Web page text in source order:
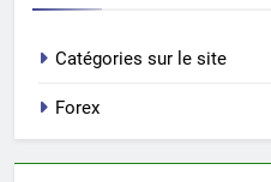
Catégories sur le site
Forex